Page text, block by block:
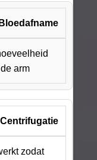
Bloedafname
arm
Centrifugatie
zodat